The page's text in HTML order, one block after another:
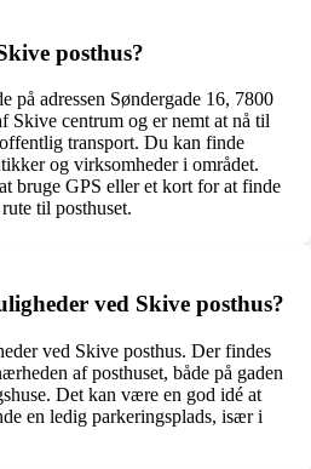
posthus?
på adressen Søndergade 16, 7800
Skive centrum og er nemt at nå til
transport. Du kan finde
og virksomheder i området.
bruge GPS eller et kort for at finde
til posthuset.
ved Skive posthus?
ved Skive posthus. Der findes
af posthuset, både på gaden
Det kan være en god idé at
en ledig parkeringsplads, især i